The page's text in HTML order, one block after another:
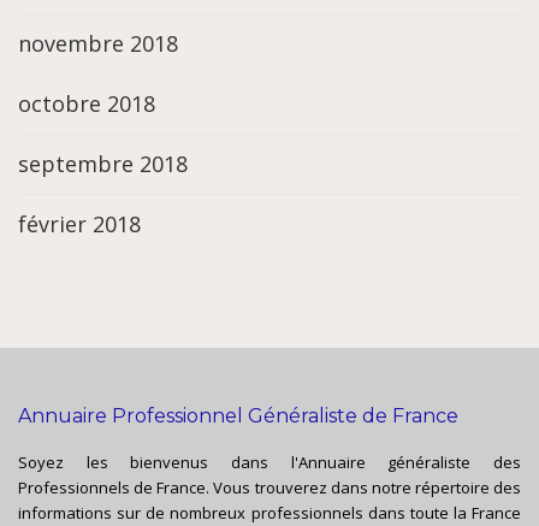
novembre 2018
octobre 2018
septembre 2018
février 2018
Annuaire Professionnel Généraliste de France
Soyez les bienvenus dans l'Annuaire généraliste des
Professionnels de France. Vous trouverez dans notre répertoire des
informations sur de nombreux professionnels dans toute la France